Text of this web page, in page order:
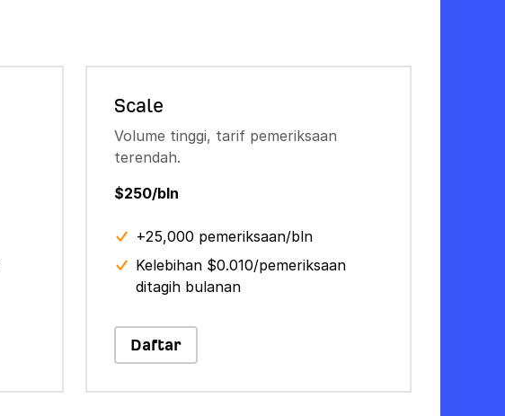
Scale
Volume tinggi, tarif pemeriksaan
terendah.
$250/bln
+25,000 pemeriksaan/bln
Kelebihan $0.010/pemeriksaan
ditagih bulanan
Daftar